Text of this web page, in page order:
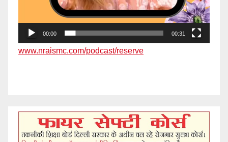
00:00 00:31
www.nraismc.com/podcast/reserve